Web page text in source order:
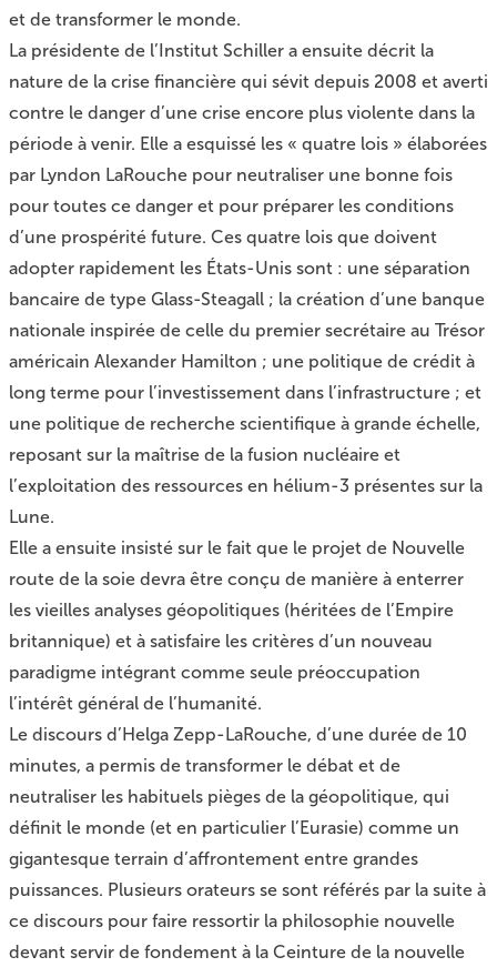
et de transformer le monde.
La présidente de l’Institut Schiller a ensuite décrit la
nature de la crise financière qui sévit depuis 2008 et averti
contre le danger d’une crise encore plus violente dans la
période à venir. Elle a esquissé les « quatre lois » élaborées
par Lyndon LaRouche pour neutraliser une bonne fois
pour toutes ce danger et pour préparer les conditions
d’une prospérité future. Ces quatre lois que doivent
adopter rapidement les États-Unis sont : une séparation
bancaire de type Glass-Steagall ; la création d’une banque
nationale inspirée de celle du premier secrétaire au Trésor
américain Alexander Hamilton ; une politique de crédit à
long terme pour l’investissement dans l’infrastructure ; et
une politique de recherche scientifique à grande échelle,
reposant sur la maîtrise de la fusion nucléaire et
l’exploitation des ressources en hélium-3 présentes sur la
Lune.
Elle a ensuite insisté sur le fait que le projet de Nouvelle
route de la soie devra être conçu de manière à enterrer
les vieilles analyses géopolitiques (héritées de l’Empire
britannique) et à satisfaire les critères d’un nouveau
paradigme intégrant comme seule préoccupation
l’intérêt général de l’humanité.
Le discours d’Helga Zepp-LaRouche, d’une durée de 10
minutes, a permis de transformer le débat et de
neutraliser les habituels pièges de la géopolitique, qui
définit le monde (et en particulier l’Eurasie) comme un
gigantesque terrain d’affrontement entre grandes
puissances. Plusieurs orateurs se sont référés par la suite à
ce discours pour faire ressortir la philosophie nouvelle
devant servir de fondement à la Ceinture de la nouvelle